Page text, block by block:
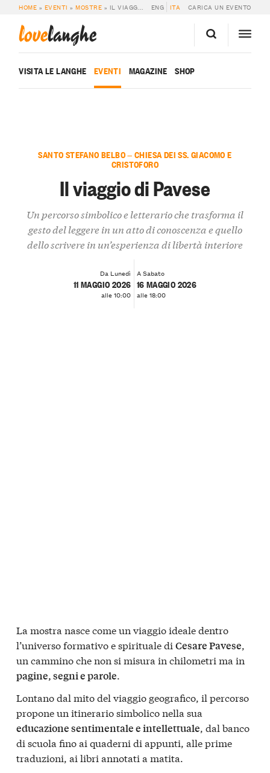
HOME » EVENTI »MOSTRE » IL VIAGGIO DI PAVESE ENG ITA CARICA UN EVENTO
lovelanghe
VISITA LE LANGHE EVENTI MAGAZINE SHOP
SANTO STEFANO BELBO — CHIESA DEI SS. GIACOMO E
CRISTOFORO
Il viaggio di Pavese
Un percorso simbolico e letterario che trasforma il
gesto del leggere in un atto di conoscenza e quello
dello scrivere in un’esperienza di libertà interiore
Da Lunedì
11 MAGGIO 2026
alle 10:00
A Sabato
16 MAGGIO 2026
alle 18:00
La mostra nasce come un viaggio ideale dentro
l’universo formativo e spirituale di Cesare Pavese,
un cammino che non si misura in chilometri ma in
pagine, segni e parole.
Lontano dal mito del viaggio geografico, il percorso
propone un itinerario simbolico nella sua
educazione sentimentale e intellettuale, dal banco
di scuola fino ai quaderni di appunti, alle prime
traduzioni, ai libri annotati a matita.